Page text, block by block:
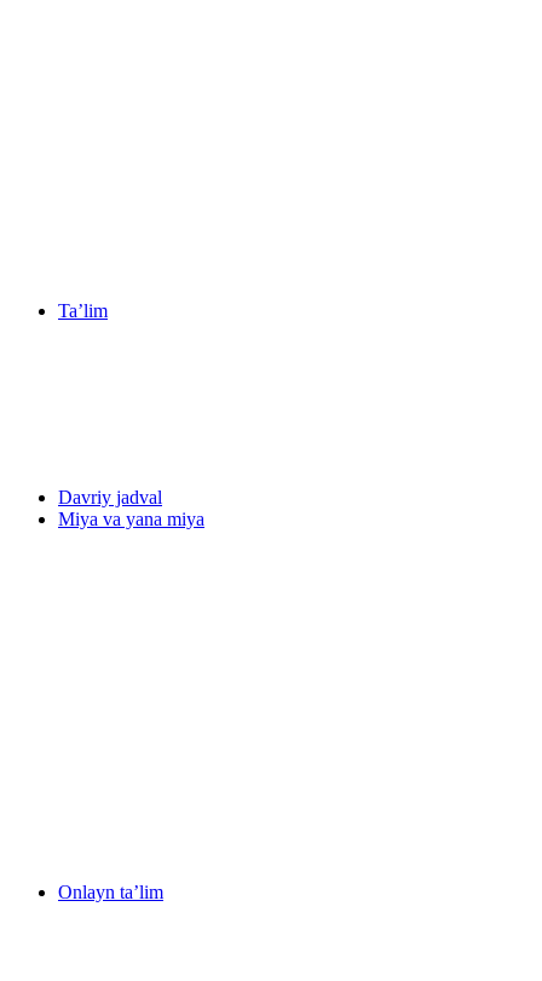
Ta’lim
Davriy jadval
Miya va yana miya
Onlayn ta’lim